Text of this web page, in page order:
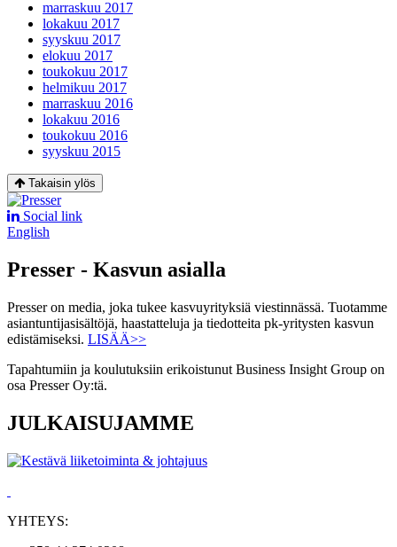
marraskuu 2017
lokakuu 2017
syyskuu 2017
elokuu 2017
toukokuu 2017
helmikuu 2017
marraskuu 2016
lokakuu 2016
toukokuu 2016
syyskuu 2015
Takaisin ylös
Social link
English
Presser - Kasvun asialla
Presser on media, joka tukee kasvuyrityksiä viestinnässä. Tuotamme
asiantuntijasisältöjä, haastatteluja ja tiedotteita pk-yritysten kasvun
edistämiseksi. LISÄÄ>>
Tapahtumiin ja koulutuksiin erikoistunut Business Insight Group on
osa Presser Oy:tä.
JULKAISUJAMME
YHTEYS: